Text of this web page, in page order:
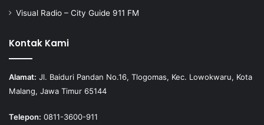
Visual Radio – City Guide 911 FM
Kontak Kami
Alamat: Jl. Baiduri Pandan No.16, Tlogomas, Kec. Lowokwaru, Kota
Malang, Jawa Timur 65144
Telepon: 0811-3600-911